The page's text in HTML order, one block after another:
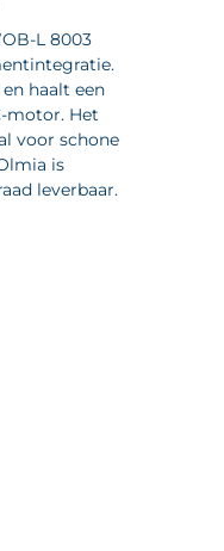
L 8003
haalt een
motor. Het
voor schone
is
leverbaar.